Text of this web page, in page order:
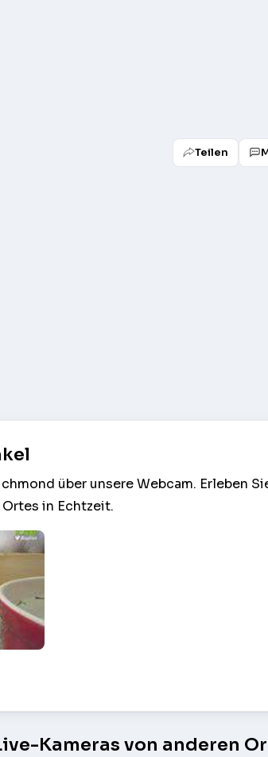
Teilen
über unsere Webcam. Erleben
in Echtzeit.
Kameras von anderen